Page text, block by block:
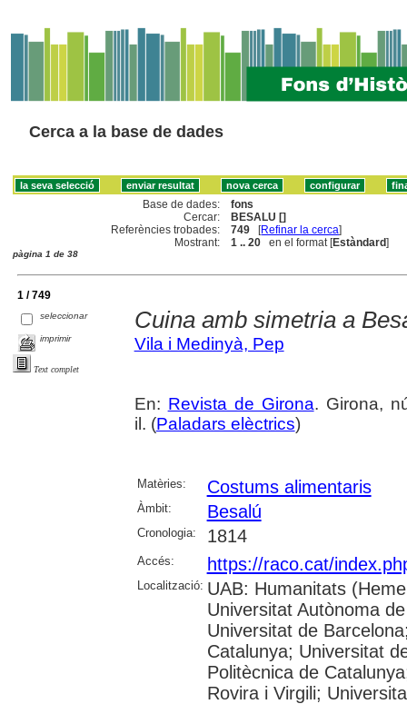
Cerca a la base de dades
Base de dades:
fons
Cercar:
BESALU []
Referències trobades:
749 [Refinar la cerca]
Mostrant:
1 .. 20 en el format [Estàndard]
pàgina 1 de 38
1 / 749
seleccionar
imprimir
Text complet
Cuina amb simetria a
Vila i Medinyà, Pep
En: Revista de Girona. Girona,
il. (Paladars elèctrics)
Matèries: Costums alimentaris
Àmbit: Besalú
Cronologia: 1814
Accés: https://raco.cat/
Localització: UAB: Humanitats
Universitat Autònoma
Universitat de
Catalunya; Universitat
Politècnica de
Rovira i Virgili;